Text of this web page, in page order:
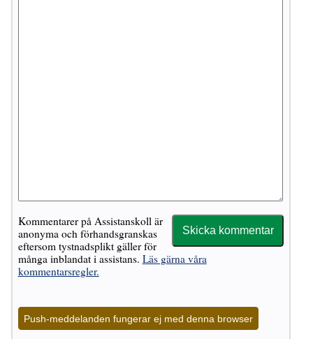
Kommentarer på Assistanskoll är
anonyma och förhandsgranskas
eftersom tystnadsplikt gäller för
många inblandat i assistans. Läs gärna våra
kommentarsregler.
Push-meddelanden fungerar ej med denna browser